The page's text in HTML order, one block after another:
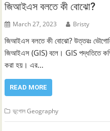
জিআইএস বলতে কী বোঝো?
March 27, 2023 Bristy
জিআইএস বলতে কী বোঝো? উত্তরঃ
জিআইএস (GIS) বলে। GIS পদ্ধতিতে
করা হয়। এর…
READ MORE
ভূগোল Geography